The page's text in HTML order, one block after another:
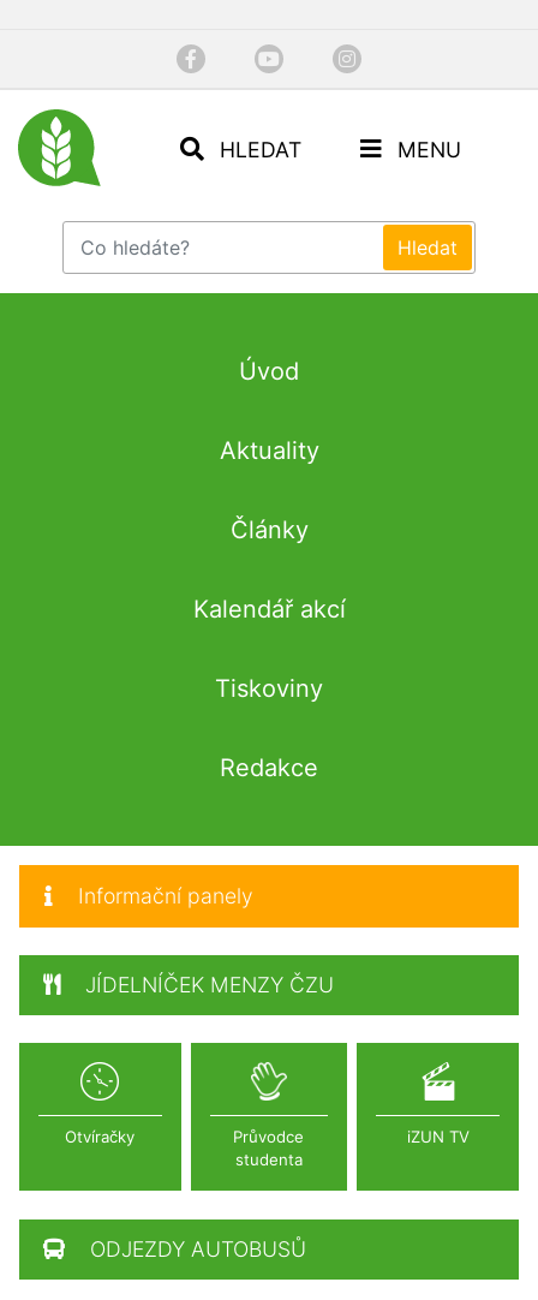
HLEDAT MENU
Úvod
Aktuality
Články
Kalendář akcí
Tiskoviny
Redakce
Informační panely
JÍDELNÍČEK MENZY ČZU
Otvíračky
Průvodce
studenta
iZUN TV
ODJEZDY AUTOBUSŮ